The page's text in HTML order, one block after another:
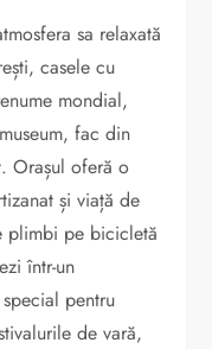
sa relaxată
casele cu
mondial,
fac din
Orașul oferă o
și viață de
plimbi pe bicicletă
într-un
pentru
de vară,